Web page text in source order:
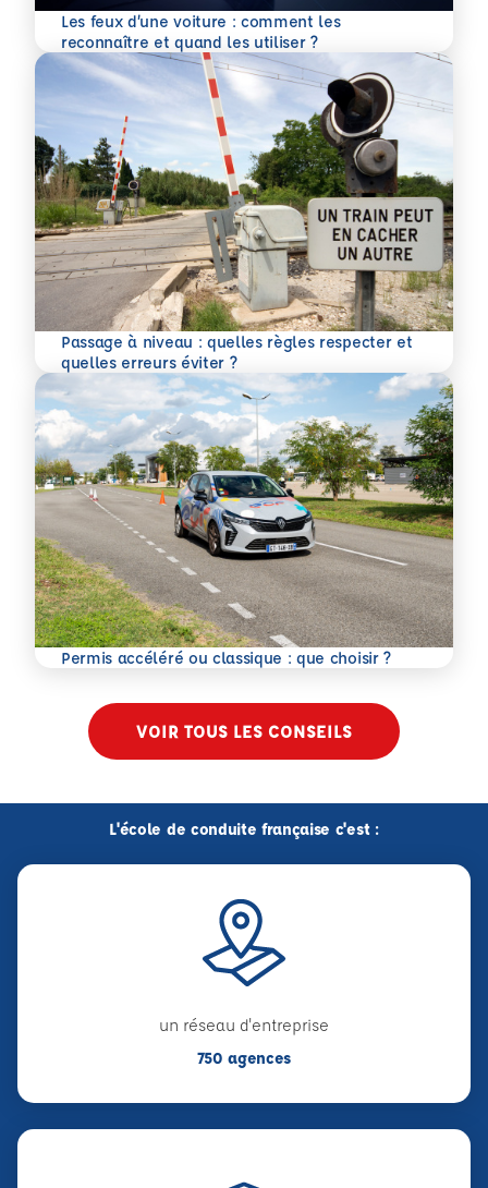
Les feux d’une voiture : comment les
reconnaître et quand les utiliser ?
En savoir plus
Passage à niveau : quelles règles respecter et
quelles erreurs éviter ?
En savoir plus
Permis accéléré ou classique : que choisir ?
En savoir plus
VOIR TOUS LES CONSEILS
L'école de conduite française c'est :
un réseau d'entreprise
750 agences